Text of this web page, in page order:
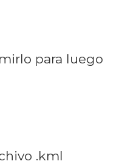
para luego
.kml